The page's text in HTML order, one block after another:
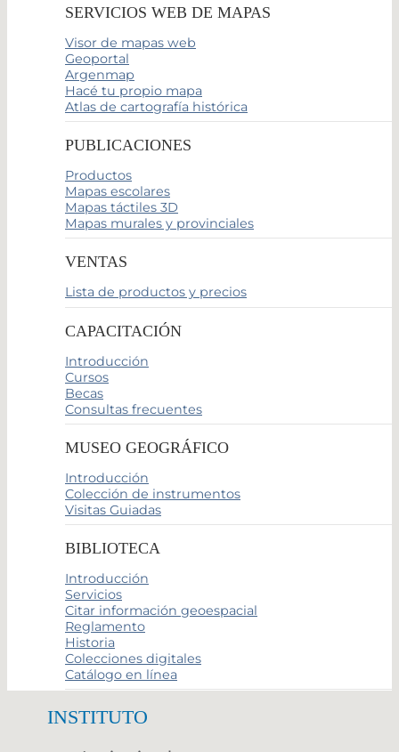
SERVICIOS WEB DE MAPAS
Visor de mapas web
Geoportal
Argenmap
Hacé tu propio mapa
Atlas de cartografía histórica
PUBLICACIONES
Productos
Mapas escolares
Mapas táctiles 3D
Mapas murales y provinciales
VENTAS
Lista de productos y precios
CAPACITACIÓN
Introducción
Cursos
Becas
Consultas frecuentes
MUSEO GEOGRÁFICO
Introducción
Colección de instrumentos
Visitas Guiadas
BIBLIOTECA
Introducción
Servicios
Citar información geoespacial
Reglamento
Historia
Colecciones digitales
Catálogo en línea
INSTITUTO